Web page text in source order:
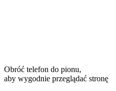
Obróć telefon do pionu,
aby wygodnie przeglądać stronę